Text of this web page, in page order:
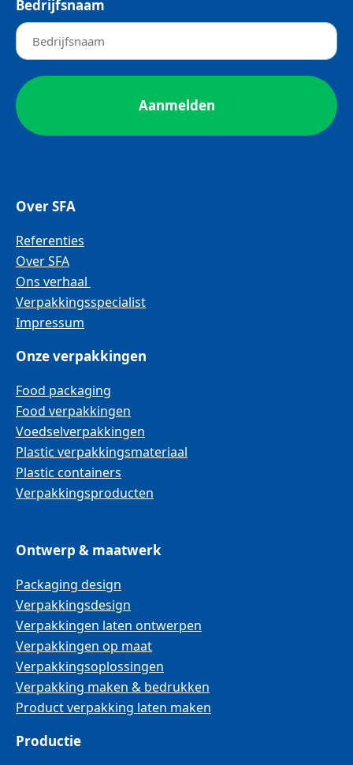
Bedrijfsnaam
Over SFA
Referenties
Over SFA
Ons verhaal
Verpakkingsspecialist
Impressum
Onze verpakkingen
Food packaging
Food verpakkingen
Voedselverpakkingen
Plastic verpakkingsmateriaal
Plastic containers
Verpakkingsproducten
Ontwerp & maatwerk
Packaging design
Verpakkingsdesign
Verpakkingen laten ontwerpen
Verpakkingen op maat
Verpakkingsoplossingen
Verpakking maken & bedrukken
Product verpakking laten maken
Productie